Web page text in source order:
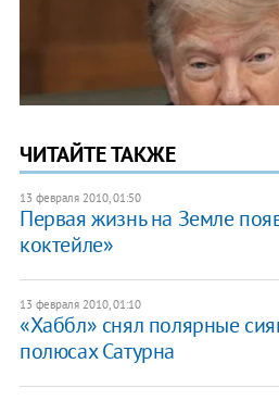
ЧИТАЙТЕ ТАКЖЕ
13 февраля 2010, 01:50
Первая жизнь на Земле
коктейле»
13 февраля 2010, 01:10
«Хаббл» снял полярные
полюсах Сатурна